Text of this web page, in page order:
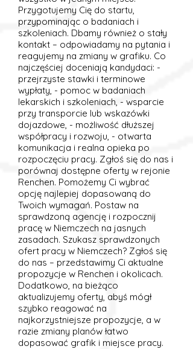
Przygotujemy Cię do startu,
przypominając o badaniach i
szkoleniach. Dbamy również o stały
kontakt – odpowiadamy na pytania i
reagujemy na zmiany w grafiku. Co
najczęściej doceniają kandydaci: -
przejrzyste stawki i terminowe
wypłaty, - pomoc w badaniach
lekarskich i szkoleniach, - wsparcie
przy transporcie lub wskazówki
dojazdowe, - możliwość dłuższej
współpracy i rozwoju, - otwarta
komunikacja i realna opieka po
rozpoczęciu pracy. Zgłoś się do nas i
porównaj dostępne oferty w rejonie
Renchen. Pomożemy Ci wybrać
opcję najlepiej dopasowaną do
Twoich wymagań. Postaw na
sprawdzoną agencję i rozpocznij
pracę w Niemczech na jasnych
zasadach. Szukasz sprawdzonych
ofert pracy w Niemczech? Zgłoś się
do nas – przedstawimy Ci aktualne
propozycje w Renchen i okolicach.
Dodatkowo, na bieżąco
aktualizujemy oferty, abyś mógł
szybko reagować na
najkorzystniejsze propozycje, a w
razie zmiany planów łatwo
dopasować grafik i miejsce pracy.